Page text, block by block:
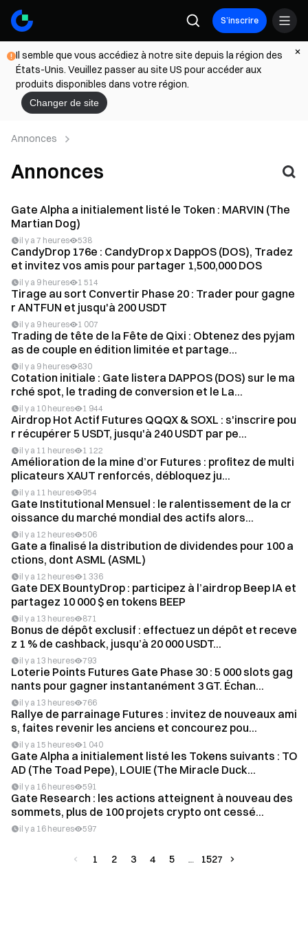
S’inscrire
Il semble que vous accédiez à notre site depuis la région des
États-Unis. Veuillez passer au site US pour accéder aux
produits disponibles dans votre région.
Changer de site
Annonces
Annonces
Gate Alpha a initialement listé le Token : MARVIN (The
Martian Dog)
il y a 7 heures 538
CandyDrop 176e : CandyDrop x DappOS (DOS), Tradez
et invitez vos amis pour partager 1,500,000 DOS
il y a 9 heures 1 514
Tirage au sort Convertir Phase 20 : Trader pour gagne
r ANTFUN et jusqu'à 200 USDT
il y a 9 heures 1 007
Trading de tête de la Fête de Qixi : Obtenez des pyjam
as de couple en édition limitée et partage...
il y a 9 heures 830
Cotation initiale : Gate listera DAPPOS (DOS) sur le ma
rché spot, le trading de conversion et le La...
il y a 10 heures 1 944
Airdrop Hot Actif Futures QQQX & SOXL : s'inscrire pou
r récupérer 5 USDT, jusqu'à 240 USDT par pe...
il y a 11 heures 1 122
Amélioration de la mine d’or Futures : profitez de multi
plicateurs XAUT renforcés, débloquez ju...
il y a 11 heures 954
Gate Institutional Mensuel : le ralentissement de la cr
oissance du marché mondial des actifs alors...
il y a 12 heures 506
Gate a finalisé la distribution de dividendes pour 100 a
ctions, dont ASML (ASML)
il y a 12 heures 1 336
Gate DEX BountyDrop : participez à l’airdrop Beep IA et
partagez 10 000 $ en tokens BEEP
il y a 13 heures 871
Bonus de dépôt exclusif : effectuez un dépôt et receve
z 1 % de cashback, jusqu’à 20 000 USDT...
il y a 13 heures 793
Loterie Points Futures Gate Phase 30 : 5 000 slots gag
nants pour gagner instantanément 3 GT. Échan...
il y a 13 heures 766
Rallye de parrainage Futures : invitez de nouveaux ami
s, faites revenir les anciens et concourez pou...
il y a 15 heures 1 040
Gate Alpha a initialement listé les Tokens suivants : TO
AD (The Toad Pepe), LOUIE (The Miracle Duck...
il y a 16 heures 591
Gate Research : les actions atteignent à nouveau des
sommets, plus de 100 projets crypto ont cessé...
il y a 16 heures 597
1 2 3 4 5 1527